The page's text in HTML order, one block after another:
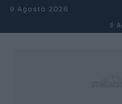
Salta al contenuto
9 Agosto 2026
9